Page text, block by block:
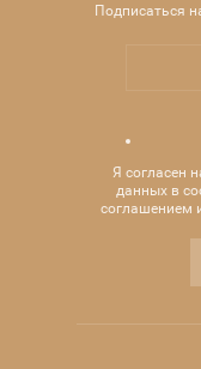
Подписаться
Я согласен
данных в
соглашением